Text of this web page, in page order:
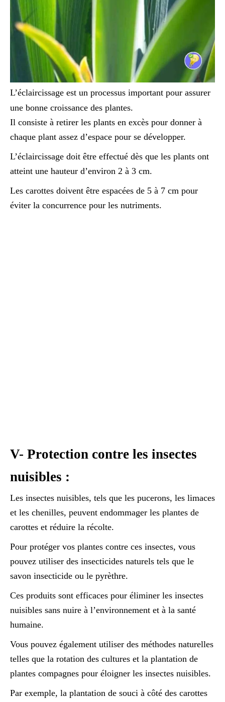
L’éclaircissage est un processus important pour assurer
une bonne croissance des plantes.
Il consiste à retirer les plants en excès pour donner à
chaque plant assez d’espace pour se développer.
L’éclaircissage doit être effectué dès que les plants ont
atteint une hauteur d’environ 2 à 3 cm.
Les carottes doivent être espacées de 5 à 7 cm pour
éviter la concurrence pour les nutriments.
V- Protection contre les insectes
nuisibles :
Les insectes nuisibles, tels que les pucerons, les limaces
et les chenilles, peuvent endommager les plantes de
carottes et réduire la récolte.
Pour protéger vos plantes contre ces insectes, vous
pouvez utiliser des insecticides naturels tels que le
savon insecticide ou le pyrèthre.
Ces produits sont efficaces pour éliminer les insectes
nuisibles sans nuire à l’environnement et à la santé
humaine.
Vous pouvez également utiliser des méthodes naturelles
telles que la rotation des cultures et la plantation de
plantes compagnes pour éloigner les insectes nuisibles.
Par exemple, la plantation de souci à côté des carottes